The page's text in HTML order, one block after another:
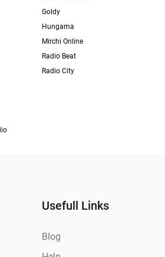
Goldy
Hungama
Mirchi Online
Radio Beat
Radio City
Usefull Links
Blog